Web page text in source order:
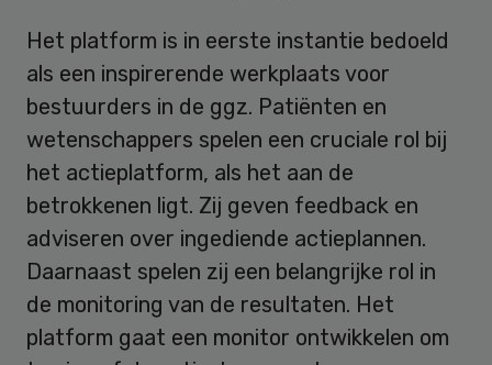
Het platform is in eerste instantie bedoeld
als een inspirerende werkplaats voor
bestuurders in de ggz. Patiënten en
wetenschappers spelen een cruciale rol bij
het actieplatform, als het aan de
betrokkenen ligt. Zij geven feedback en
adviseren over ingediende actieplannen.
Daarnaast spelen zij een belangrijke rol in
de monitoring van de resultaten. Het
platform gaat een monitor ontwikkelen om